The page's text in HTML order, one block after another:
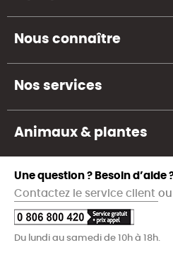
Nous connaître
Nos services
Animaux & plantes
Une question ? Besoin d’aide
Contactez le service client
Du lundi au samedi de 10h à 18h.